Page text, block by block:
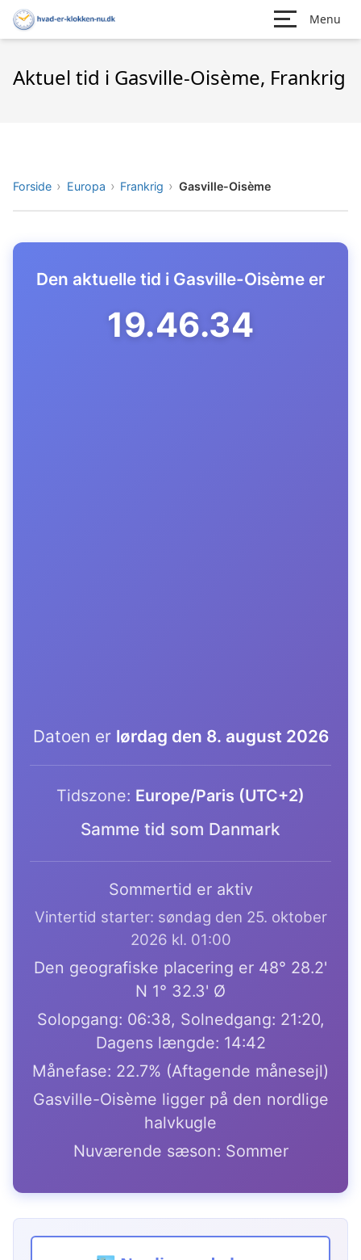
Menu
Aktuel tid i Gasville-Oisème, Frankrig
Forside Europa Frankrig Gasville-Oisème
Den aktuelle tid i Gasville-Oisème er
19.46.35
Datoen er lørdag den 8. august 2026
Tidszone: Europe/Paris (UTC+2)
Samme tid som Danmark
Sommertid er aktiv
Vintertid starter: søndag den 25. oktober
2026 kl. 01:00
Den geografiske placering er 48° 28.2'
N 1° 32.3' Ø
Solopgang: 06:38, Solnedgang: 21:20,
Dagens længde: 14:42
Månefase: 22.7% (Aftagende månesejl)
Gasville-Oisème ligger på den nordlige
halvkugle
Nuværende sæson: Sommer